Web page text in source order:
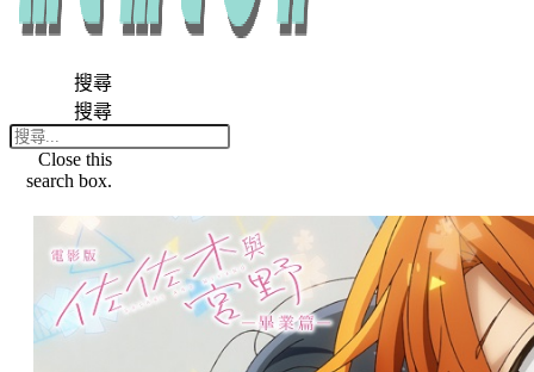
搜尋
搜尋
Close this
search box.